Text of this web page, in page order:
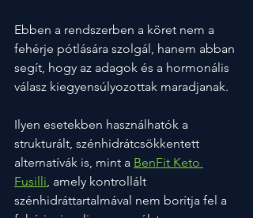
Ebben a rendszerben a köret nem a
fehérje pótlására szolgál, hanem abban
segít, hogy az adagok és a hormonális
válasz kiegyensúlyozottak maradjanak.
Ilyen esetekben használhatók a
strukturált, szénhidrátcsökkentett
alternatívák is, mint a BenFit Keto
Fusilli, amely kontrollált
szénhidráttartalmával nem borítja fel a